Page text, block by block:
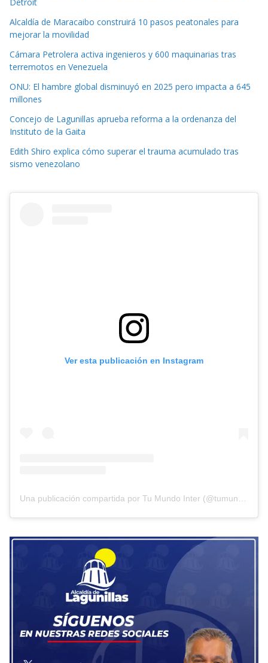
Alcaldía de Maracaibo construirá 10 pasos peatonales para
mejorar la movilidad
Cámara Petrolera activa ingenieros y 600 maquinarias tras
terremotos en Venezuela
ONU: El hambre global disminuyó en 2025 pero impacta a 645
millones
Concejo de Lagunillas aprueba reforma a la ordenanza del
Instituto de la Gaita
Edith Shiro explica cómo superar el trauma acumulado tras
sismo venezolano
Ver esta publicación en Instagram
Una publicación compartida por Tu Mundo Inter (@tumundointer)